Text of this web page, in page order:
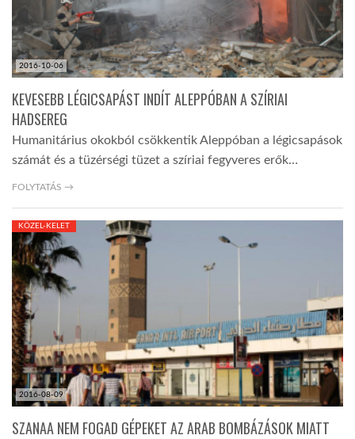
A VILÁG ITTHON
GLOBOTV BP
HÍR3D
TROPICALMAGAZIN
GLOBOTV
AFRIKA TUDÁSTÁR
2016-10-06
KEVESEBB LÉGICSAPÁST INDÍT ALEPPÓBAN A SZÍRIAI
HADSEREG
Humanitárius okokból csökkentik Aleppóban a légicsapások
számát és a tüzérségi tüzet a szíriai fegyveres erők…
FOLYTATÁS →
2016-08-09
KÖZEL-KELET
SZANAA NEM FOGAD GÉPEKET AZ ARAB BOMBÁZÁSOK MIATT